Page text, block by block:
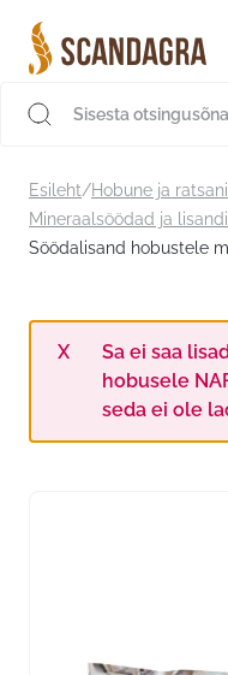
sisu
juurde
Esileht/Hobune ja
Mineraalsöödad ja
Söödalisand hobustele
Sa ei saa
hobusele
seda ei ole